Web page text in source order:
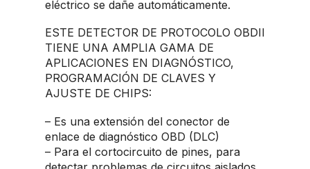
eléctrico se dañe automáticamente.
ESTE DETECTOR DE PROTOCOLO OBDII
TIENE UNA AMPLIA GAMA DE
APLICACIONES EN DIAGNÓSTICO,
PROGRAMACIÓN DE CLAVES Y
AJUSTE DE CHIPS:
– Es una extensión del conector de
enlace de diagnóstico OBD (DLC)
– Para el cortocircuito de pines, para